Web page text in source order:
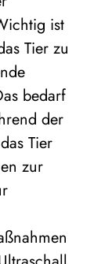
ist
Tier zu
bedarf
der
Tier
zur